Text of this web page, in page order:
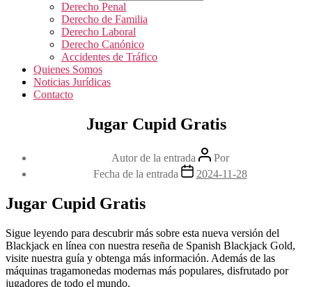
Derecho Penal
Derecho de Familia
Derecho Laboral
Derecho Canónico
Accidentes de Tráfico
Quienes Somos
Noticias Jurídicas
Contacto
Jugar Cupid Gratis
Autor de la entrada
Por
Fecha de la entrada
2024-11-28
Jugar Cupid Gratis
Sigue leyendo para descubrir más sobre esta nueva versión del
Blackjack en línea con nuestra reseña de Spanish Blackjack Gold,
visite nuestra guía y obtenga más información. Además de las
máquinas tragamonedas modernas más populares, disfrutado por
jugadores de todo el mundo.